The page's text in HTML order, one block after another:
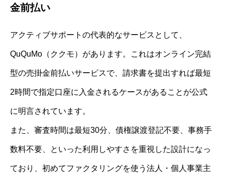
金前払い
アクティブサポートの代表的なサービスとして、
QuQuMo（ククモ）があります。これはオンライン完結
型の売掛金前払いサービスで、請求書を提出すれば最短
2時間で指定口座に入金されるケースがあることが公式
に明言されています。
また、審査時間は最短30分、債権譲渡登記不要、事務手
数料不要、といった利用しやすさを重視した設計になっ
ており、初めてファクタリングを使う法人・個人事業主